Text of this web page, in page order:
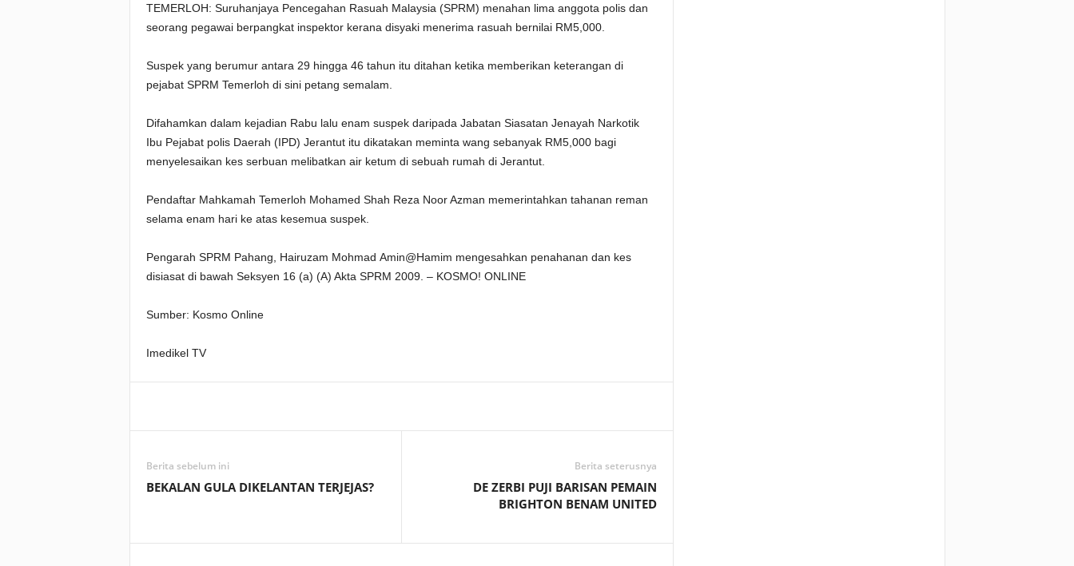
TEMERLOH: Suruhanjaya Pencegahan Rasuah Malaysia (SPRM) menahan lima anggota polis dan
seorang pegawai berpangkat inspektor kerana disyaki menerima rasuah bernilai RM5,000.
Suspek yang berumur antara 29 hingga 46 tahun itu ditahan ketika memberikan keterangan di
pejabat SPRM Temerloh di sini petang semalam.
Difahamkan dalam kejadian Rabu lalu enam suspek daripada Jabatan Siasatan Jenayah Narkotik
Ibu Pejabat polis Daerah (IPD) Jerantut itu dikatakan meminta wang sebanyak RM5,000 bagi
menyelesaikan kes serbuan melibatkan air ketum di sebuah rumah di Jerantut.
Pendaftar Mahkamah Temerloh Mohamed Shah Reza Noor Azman memerintahkan tahanan reman
selama enam hari ke atas kesemua suspek.
Pengarah SPRM Pahang, Hairuzam Mohmad Amin@Hamim mengesahkan penahanan dan kes
disiasat di bawah Seksyen 16 (a) (A) Akta SPRM 2009. – KOSMO! ONLINE
Sumber: Kosmo Online
Imedikel TV
Berita sebelum ini
BEKALAN GULA DIKELANTAN TERJEJAS?
Berita seterusnya
DE ZERBI PUJI BARISAN PEMAIN
BRIGHTON BENAM UNITED